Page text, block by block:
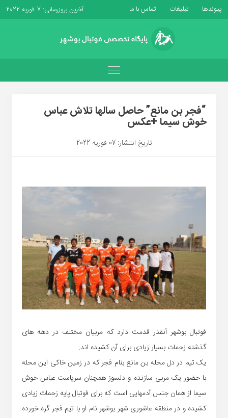
پیوندها تبلیغات تماس با ما آخرین بروزرسانی: 7 فوریه 2022
“فجر بن مانع” حاصل سالها تلاش عباس
خوش سیما +عکس
تاریخ انتشار: 07 فوریه 2022
فوتبال بوشهر آنقدر قدمت دارد که مربیان مختلف در دهه های
گذشته زحمات بسیار زیادی برای آن کشیده اند.
یک تیم در دل محله بن مانع بنام فجر که در زمین خاکی این محله
با حضور یک مربی سازنده و دلسوز همچنان سرپاست.عباس خوش
سیما از همان جنس آدمهایی است که برای فوتبال پایه زحمات زیادی
کشیده و در منطقه عاشوری شهر بوشهر نام او با تیم فجر گره خورده